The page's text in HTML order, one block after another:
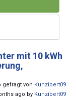
mit 10 kWh
gefragt von Kunzibert09
ago by Kunzibert09